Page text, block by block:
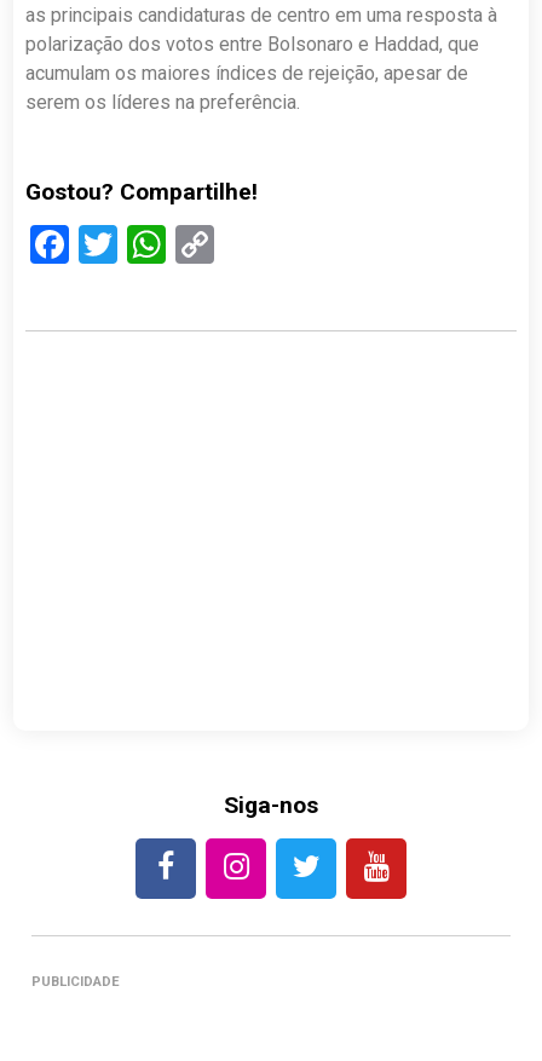
as principais candidaturas de centro em uma resposta à
polarização dos votos entre Bolsonaro e Haddad, que
acumulam os maiores índices de rejeição, apesar de
serem os líderes na preferência.
Gostou? Compartilhe!
Facebook
TwitterWhatsApp
Siga-nos
PUBLICIDADE